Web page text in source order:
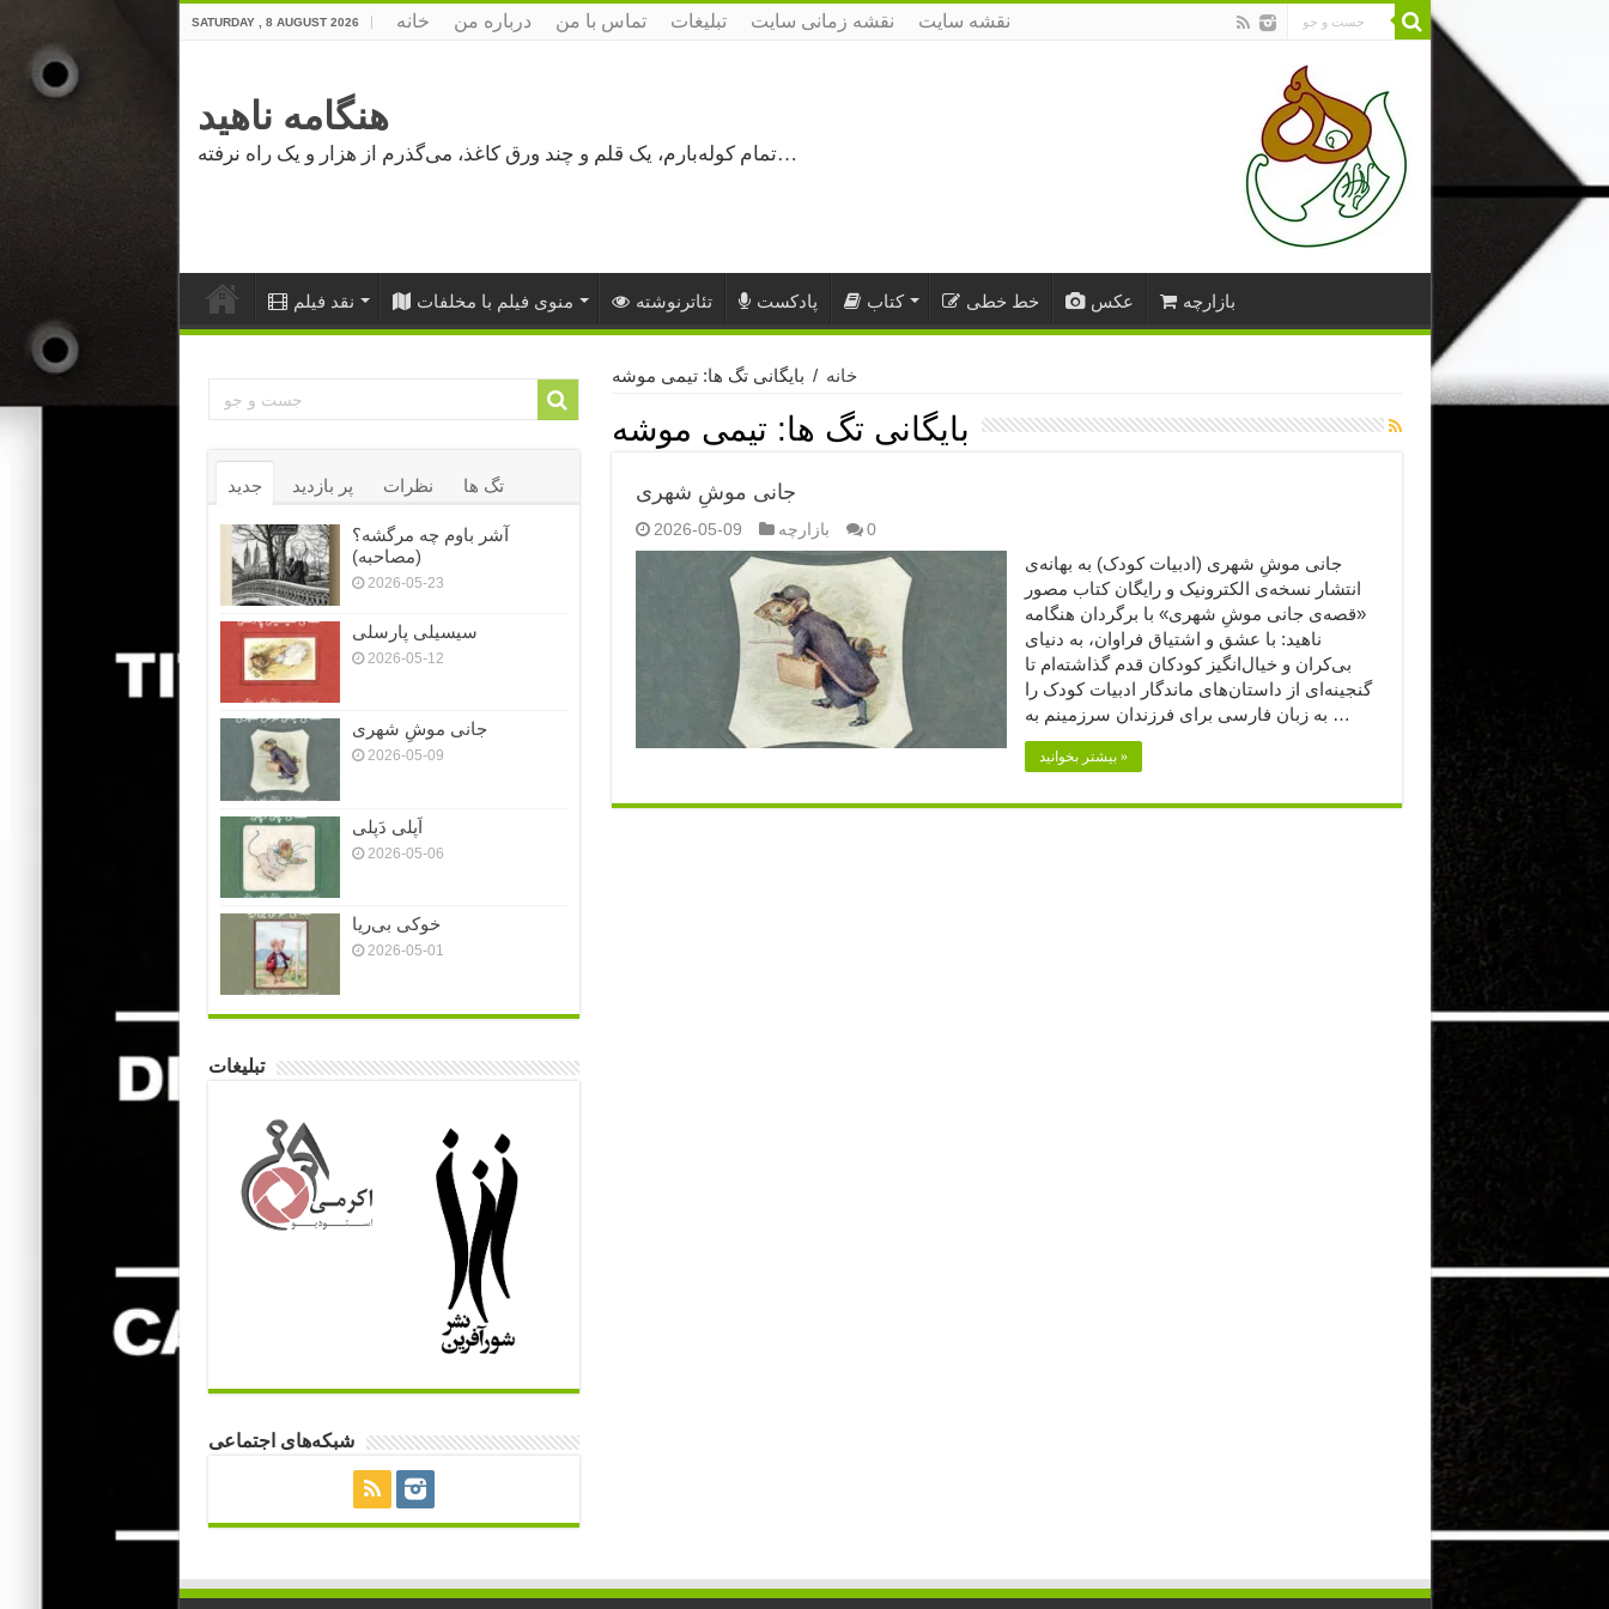
SATURDAY , 8 AUGUST 2026 خانه درباره من تماس با من تبلیغات نقشه زمانی سایت نقشه سایت
هنگامه ناهید
تمام کوله‌بارم، یک قلم و چند ورق کاغذ، می‌گذرم از هزار و یک راه نرفته…
نقد فیلم منوی فیلم با مخلفات تئاترنوشته پادکست کتاب خط خطی عکس بازارچه
خانه / بایگانی تگ ها: تیمی موشه
بایگانی تگ ها: تیمی موشه
جانی موشِ شهری
2026-05-09 بازارچه 0
جانی موشِ شهری (ادبیات کودک) به بهانه‌ی
انتشار نسخه‌ی الکترونیک و رایگان کتاب مصور
«قصه‌ی جانی موشِ شهری» با برگردان هنگامه
ناهید: با عشق و اشتیاق فراوان، به دنیای
بی‌کران و خیال‌انگیز کودکان قدم گذاشته‌ام تا
گنجینه‌ای از داستان‌های ماندگار ادبیات کودک را
به زبان فارسی برای فرزندان سرزمینم به …
بیشتر بخوانید »
جدید پر بازدید نظرات تگ ها
آشر باوم چه مرگشه؟
(مصاحبه)
2026-05-23
سیسیلی پارسلی
2026-05-12
جانی موشِ شهری
2026-05-09
اَپلی دَپلی
2026-05-06
خوکی بی‌ریا
2026-05-01
تبلیغات
شبکه‌های اجتماعی